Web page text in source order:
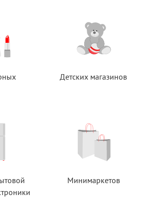
Детских магазинов
Минимаркетов